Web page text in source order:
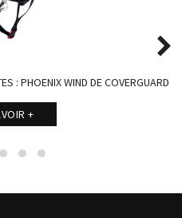
: PHOENIX WIND DE COVERGUARD
+